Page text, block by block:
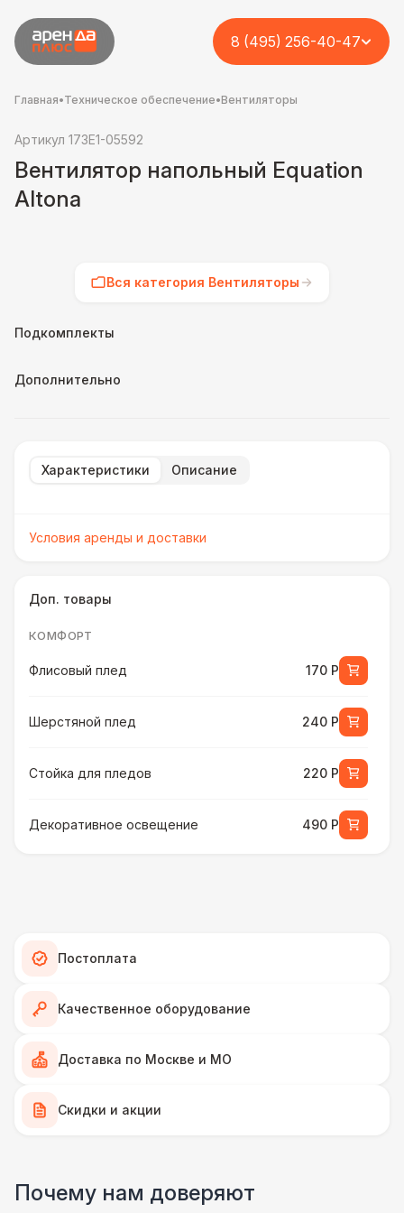
8 (495) 256-40-47
Главная•Техническое обеспечение•Вентиляторы
Артикул 173E1-05592
Вентилятор напольный Equation
Altona
Вся категория Вентиляторы
Подкомплекты
Дополнительно
Характеристики Описание
Условия аренды и доставки
Доп. товары
КОМФОРТ
Флисовый плед 170 Р
Шерстяной плед 240 Р
Стойка для пледов 220 Р
Декоративное освещение 490 Р
Грузчики
Тех. спец.
Постоплата
Качественное оборудование
Доставка по Москве и МО
Скидки и акции
Почему нам доверяют